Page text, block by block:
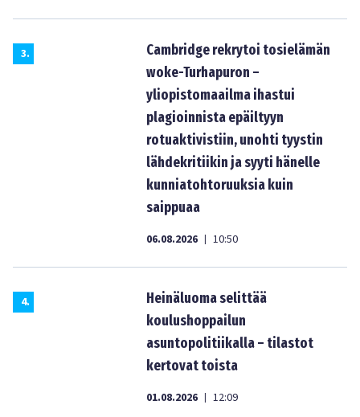
3.
Cambridge rekrytoi tosielämän
woke-Turhapuron –
yliopistomaailma ihastui
plagioinnista epäiltyyn
rotuaktivistiin, unohti tyystin
lähdekritiikin ja syyti hänelle
kunniatohtoruuksia kuin
saippuaa
06.08.2026 | 10:50
4.
Heinäluoma selittää
koulushoppailun
asuntopolitiikalla – tilastot
kertovat toista
01.08.2026 | 12:09